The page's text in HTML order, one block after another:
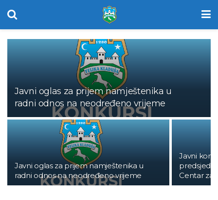
Javni oglas za prijem namještenika u
radni odnos na neodređeno vrijeme
Javni oglas za prijem namještenika u
radni odnos na neodređeno vrijeme
Javni
Centar za